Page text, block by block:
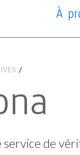
À
/
service de